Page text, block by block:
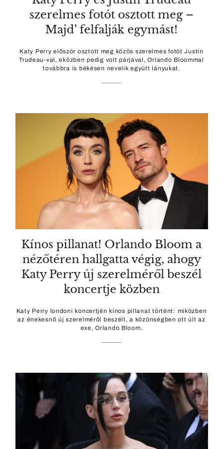
szerelmes fotót osztott meg –
Majd’ felfalják egymást!
Katy Perry először osztott meg közös szerelmes fotót Justin
Trudeau-val, eközben pedig volt párjával, Orlando Bloommal
továbbra is békésen nevelik együtt lányukat.
Kínos pillanat! Orlando Bloom a
nézőtéren hallgatta végig, ahogy
Katy Perry új szerelméről beszél
koncertje közben
Katy Perry londoni koncertjén kínos pillanat történt: miközben
az énekesnő új szerelméről beszélt, a közönségben ott ült az
exe, Orlando Bloom.